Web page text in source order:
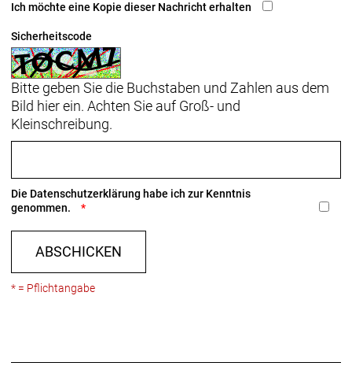
Ich möchte eine Kopie dieser Nachricht erhalten
Sicherheitscode
Bitte geben Sie die Buchstaben und Zahlen aus dem
Bild hier ein. Achten Sie auf Groß- und
Kleinschreibung.
Die Datenschutzerklärung habe ich zur Kenntnis
genommen.
ABSCHICKEN
* = Pflichtangabe